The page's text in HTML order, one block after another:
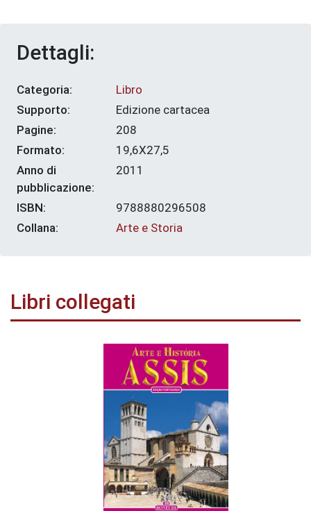
Dettagli:
Categoria:
Libro
Supporto:
Edizione cartacea
Pagine:
208
Formato:
19,6X27,5
Anno di
pubblicazione:
2011
ISBN:
9788880296508
Collana:
Arte e Storia
Libri collegati